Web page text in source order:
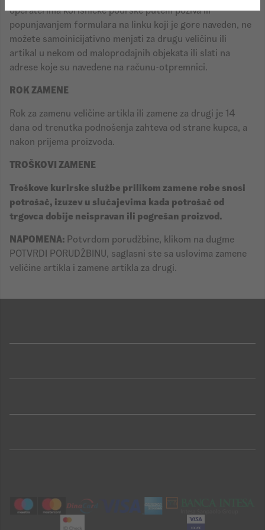
operaterima korisničke podrške putem poziva ili
popunjavanjem formulara na linku koji je gore naveden, ne
možete samoinicijativno menjati za drugu veličinu ili
artikal u nekom od maloprodajnih objekata ili slati na
adrese koje su navedene na računu-otpremnici.
ROK ZAMENE
Rok za zamenu veličine artikla ili zamene za drugi je 14
dana od trenutka podnošenja zahteva od strane kupca, a
nakon prijema proizvoda.
TROŠKOVI ZAMENE
Troškove kurirske službe prilikom zamene robe snosi
potrošač, izuzev u slučajevima kada potrošač od
trgovca dobije neispravan ili pogrešan proizvod.
NAPOMENA: Potvrdom porudžbine, klikom na dugme
POTVRDI PORUDŽBINU, saglasni ste sa uslovima zamene
veličine artikla i zamene artikla za drugi.